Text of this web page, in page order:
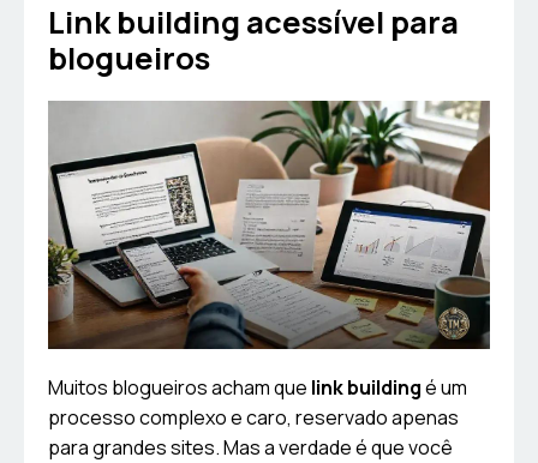
Link building acessível para
blogueiros
Muitos blogueiros acham que link buildingé um
processo complexo e caro, reservado apenas
para grandes sites. Mas a verdade é que você